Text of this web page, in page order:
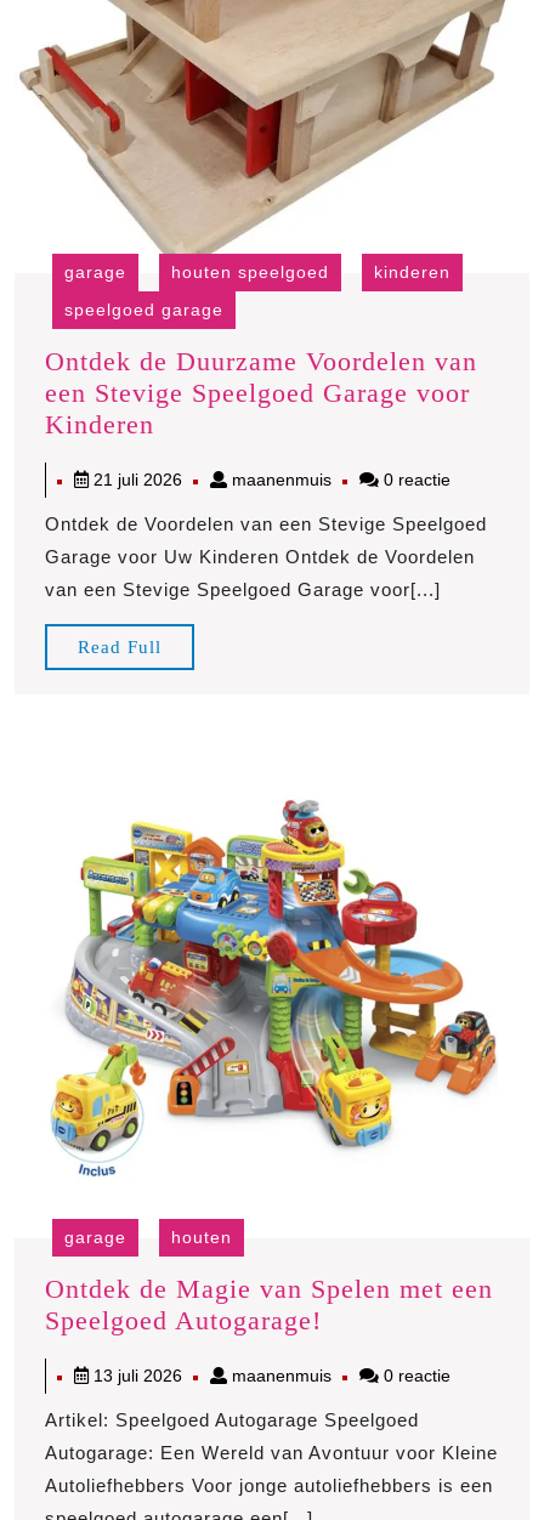
garage houten speelgoed
kinderen
speelgoed garage
Ontdek de Duurzame Voordelen van
een Stevige Speelgoed Garage voor
Kinderen
Duurzame
Voordelen
van
een
Speelgoed
Garage
21 juli 202621
2026
maanenmuismaanenmuis
0 reactie
Ontdek de Voordelen van een Stevige Speelgoed
Garage voor Uw Kinderen Ontdek de Voordelen
van een Stevige Speelgoed Garage voor[...]
Read Full
Full
garage houten
Ontdek de Magie van Spelen met een
Speelgoed Autogarage!
Magie
van
Spelen
met
13 juli 202613
2026
maanenmuismaanenmuis
0 reactie
Artikel: Speelgoed Autogarage Speelgoed
Autogarage: Een Wereld van Avontuur voor Kleine
Autoliefhebbers Voor jonge autoliefhebbers is een